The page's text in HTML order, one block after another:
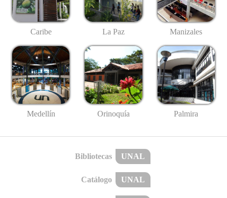
Caribe La Paz Manizales
Medellín Orinoquía Palmira
Bibliotecas UNAL
Catálogo UNAL